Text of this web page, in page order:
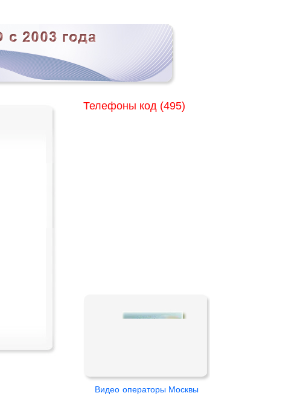
Телефоны код (495)
Видео операторы Москвы